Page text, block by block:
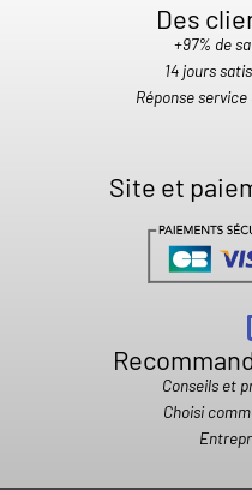
Des
+97% de
14 jours
Réponse
Site et
Conseils et
Choisi